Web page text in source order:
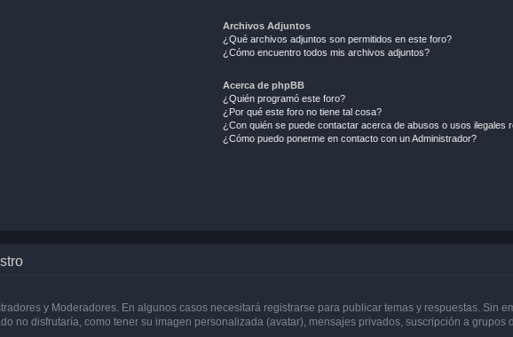
Archivos Adjuntos
¿Qué archivos adjuntos son permitidos en este foro?
¿Cómo encuentro todos mis archivos adjuntos?
Acerca de phpBB
¿Quién programó este foro?
¿Por qué este foro no tiene tal cosa?
¿Con quién se puede contactar acerca de abusos o usos ilegales
¿Cómo puedo ponerme en contacto con un Administrador?
y Moderadores. En algunos casos necesitará registrarse para publicar temas y respuestas. Sin
no disfrutaría, como tener su imagen personalizada (avatar), mensajes privados, suscripción a grupos